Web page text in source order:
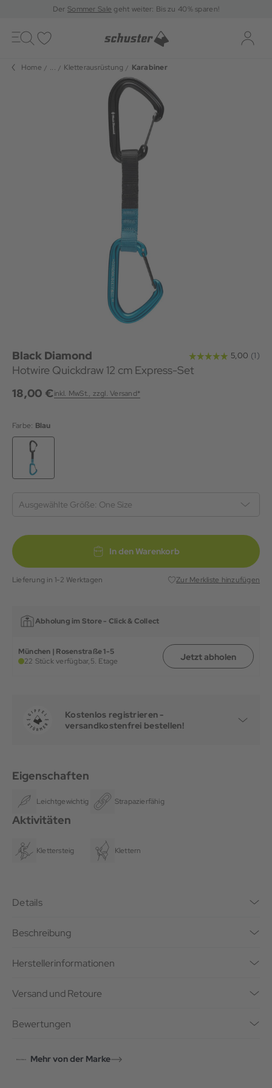
DerSommer Sale geht weiter: Bis zu 40% sparen!
Toggle
navigation
Home ... Kletterausrüstung Karabiner
Black Diamond
Hotwire Quickdraw 12 cm Express-Set
18,00 €inkl. MwSt., zzgl. Versand*
Farbe: Blau
Ausgewählte Größe: One Size
In den Warenkorb
Lieferung in 1-2 Werktagen Zur Merkliste hinzufügen
Abholung im Store - Click & Collect
München | Rosenstraße 1-5
22 Stück verfügbar,5. Etage Jetzt abholen
Kostenlos registrieren -
versandkostenfrei bestellen!
Eigenschaften
Leichtgewichtig Strapazierfähig
Aktivitäten
Klettersteig Klettern
Details
Beschreibung
Herstellerinformationen
Versand und Retoure
Bewertungen
Mehr von der Marke